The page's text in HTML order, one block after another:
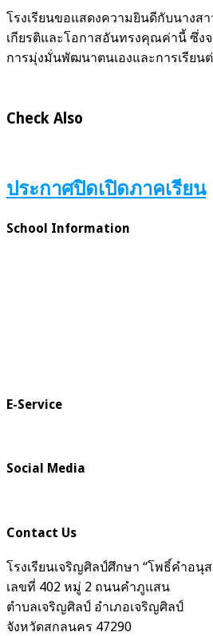
โรงเรียนขอแสดงความยินดีกับนางส
เกียรติและโอกาสอันทรงคุณค่านี้ ซึ่ง
การมุ่งมั่นพัฒนาตนเองและการเรียน
Check Also
ประกาศปิดเปิดภาคเรียน
School Information
E-Service
Social Media
Contact Us
โรงเรียนเจริญศิลป์ศึกษา “โพธิ์คำอนุ
เลขที่ 402 หมู่ 2 ถนนคำภูแสน
ตำบลเจริญศิลป์ อำเภอเจริญศิลป์
จังหวัดสกลนคร 47290